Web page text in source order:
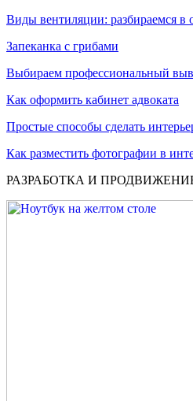
Виды вентиляции: разбираемся в
Запеканка с грибами
Выбираем профессиональный
Как оформить кабинет адвоката
Простые способы сделать
Как разместить фотографии в
РАЗРАБОТКА И